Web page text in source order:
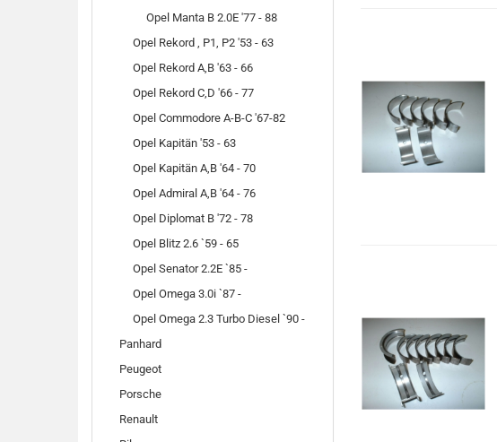
Opel Manta B 2.0E '77 - 88
Opel Rekord , P1, P2 '53 - 63
Opel Rekord A,B '63 - 66
Opel Rekord C,D '66 - 77
Opel Commodore A-B-C '67-82
Opel Kapitän '53 - 63
Opel Kapitän A,B '64 - 70
Opel Admiral A,B '64 - 76
Opel Diplomat B '72 - 78
Opel Blitz 2.6 `59 - 65
Opel Senator 2.2E `85 -
Opel Omega 3.0i `87 -
Opel Omega 2.3 Turbo Diesel `90 -
Panhard
Peugeot
Porsche
Renault